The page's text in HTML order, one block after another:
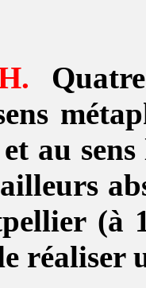
au
(à
réaliser